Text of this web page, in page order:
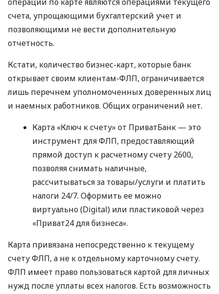
счета, упрощающими бухгалтерский учет и
позволяющими не вести дополнительную
отчетность.
Кстати, количество бизнес-карт, которые банк
открывает своим клиентам-ФЛП, ограничивается
лишь перечнем уполномоченных доверенных лиц
и наемных работников. Общих ограничений нет.
Карта «Ключ к счету» от ПриватБанк — это
инструмент для ФЛП, предоставляющий
прямой доступ к расчетному счету 2600,
позволяя снимать наличные,
рассчитываться за товары/услуги и платить
налоги 24/7. Оформить ее можно
виртуально (Digital) или пластиковой через
«Приват24 для бизнеса».
Карта привязана непосредственно к текущему
счету ФЛП, а не к отдельному карточному счету.
ФЛП имеет право пользоваться картой для личных
нужд после уплаты всех налогов. Есть возможность